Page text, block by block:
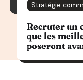
Stratégie
Recruter un
que les
poseront